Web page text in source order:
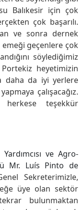
Balıkesir için çok
çok başarılı.
ve sonra dernek
emeği geçenlere çok
söylediğimiz
heyetimizin
daha da iyi yerlere
çalışacağız.
teşekkür
ve Agro-
Mr. Luís Pinto de
Sekreterimizle,
üye olan sektör
bulunmaktan